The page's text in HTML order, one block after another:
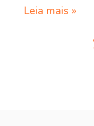
Leia mais »